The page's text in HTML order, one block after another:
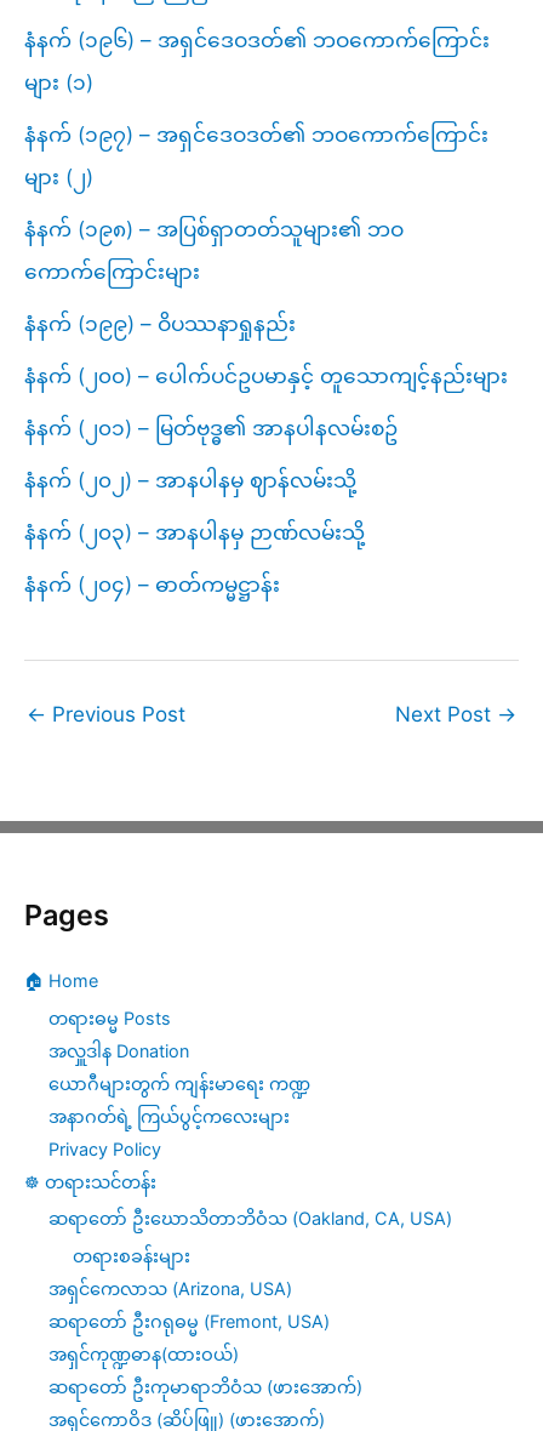
နံနက် (၁၉၆) – အရှင်ဒေဝဒတ်၏ ဘဝကောက်ကြောင်း
များ (၁)
နံနက် (၁၉၇) – အရှင်ဒေဝဒတ်၏ ဘဝကောက်ကြောင်း
များ (၂)
နံနက် (၁၉၈) – အပြစ်ရှာတတ်သူများ၏ ဘဝ
ကောက်ကြောင်းများ
နံနက် (၁၉၉) – ဝိပဿနာရှုနည်း
နံနက် (၂၀၀) – ပေါက်ပင်ဥပမာနှင့် တူသောကျင့်နည်းများ
နံနက် (၂၀၁) – မြတ်ဗုဒ္ဓ၏ အာနပါနလမ်းစဥ်
နံနက် (၂၀၂) – အာနပါနမှ ဈာန်လမ်းသို့
နံနက် (၂၀၃) – အာနပါနမှ ဉာဏ်လမ်းသို့
နံနက် (၂၀၄) – ဓာတ်ကမ္မဋ္ဌာန်း
← Previous Post Next Post →
Pages
🏠 Home
တရားဓမ္မ Posts
အလှူဒါန Donation
ယောဂီများတွက် ကျန်းမာရေး ကဏ္ဍ
အနာဂတ်ရဲ့ ကြယ်ပွင့်ကလေးများ
Privacy Policy
☸️ တရားသင်တန်း
ဆရာတော် ဦးဃောသိတာဘိဝံသ (Oakland, CA, USA)
တရားစခန်းများ
အရှင်ကေလာသ (Arizona, USA)
ဆရာတော် ဦးဂရုဓမ္မ (Fremont, USA)
အရှင်ကုဏ္ဍဓာန(ထားဝယ်)
ဆရာတော် ဦးကုမာရာဘိဝံသ (ဖားအောက်)
အရှင်ကောဝိဒ (ဆိပ်ဖြူ) (ဖားအောက်)